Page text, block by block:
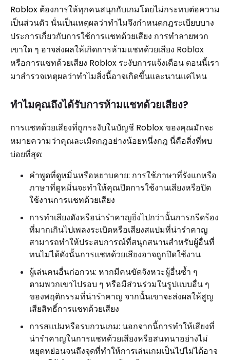
Roblox ต้องการให้ทุกคนสนุกกับเกมโดยไม่กระทบต่อความ
เป็นส่วนตัว นั่นเป็นเหตุผลว่าทำไมจึงกำหนดกฎระเบียบบาง
ประการเกี่ยวกับการใช้การแชทด้วยเสียง การทำลายพวก
เขาใด ๆ อาจส่งผลให้เกิดการห้ามแชทด้วยเสียง Roblox
หรือการแชทด้วยเสียง Roblox ระงับการแจ้งเตือน ตอนนี้เรา
มาสำรวจเหตุผลว่าทำไมสิ่งนี้อาจเกิดขึ้นและนานแค่ไหน
ทำไมคุณถึงได้รับการห้ามแชทด้วยเสียง?
การแชทด้วยเสียงที่ถูกระงับในบัญชี Roblox ของคุณมักจะ
หมายความว่าคุณละเมิดกฎอย่างน้อยหนึ่งกฎ นี่คือสิ่งที่พบ
บ่อยที่สุด:
คำพูดที่ดูหมิ่นหรือหยาบคาย: การใช้ภาษาที่รังแกหรือ
ภาษาที่ดูหมิ่นจะทำให้คุณปิดการใช้งานเสียงหรือปิด
ใช้งานการแชทด้วยเสียง
การทำเสียงดังหรือน่ารำคาญยิ่งไปกว่านั้นการกรีดร้อง
ที่มากเกินไปเพลงระเบิดหรือเสียงสแปมที่น่ารำคาญ
สามารถทำให้ประสบการณ์ที่สนุกสนานสำหรับผู้อื่นที่
ทนไม่ได้ดังนั้นการแชทด้วยเสียงอาจถูกปิดใช้งาน
ผู้เล่นคนอื่นก่อกวน: หากมีคนขัดจังหวะผู้อื่นซ้ำ ๆ
ตามพวกเขาไปรอบ ๆ หรือมีส่วนร่วมในรูปแบบอื่น ๆ
ของพฤติกรรมที่น่ารำคาญ จากนั้นเขาจะส่งผลให้สูญ
เสียสิทธิ์การแชทด้วยเสียง
การสแปมหรือรบกวนเกม: นอกจากนี้การทำให้เสียงที่
น่ารำคาญในการแชทด้วยเสียงหรือสนทนาอย่างไม่
หยุดหย่อนจนถึงจุดที่ทำให้การเล่นเกมเป็นไปไม่ได้อาจ